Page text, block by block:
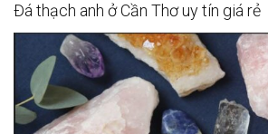
Đá thạch anh ở Cần Thơ uy tín giá rẻ